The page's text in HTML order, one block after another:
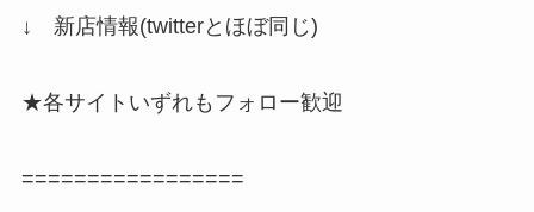
↓ 新店情報(twitterとほぼ同じ)
★各サイトいずれもフォロー歓迎
=================